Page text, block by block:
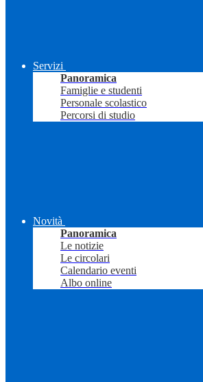
Servizi
Panoramica
Famiglie e studenti
Personale scolastico
Percorsi di studio
Novità
Panoramica
Le notizie
Le circolari
Calendario eventi
Albo online